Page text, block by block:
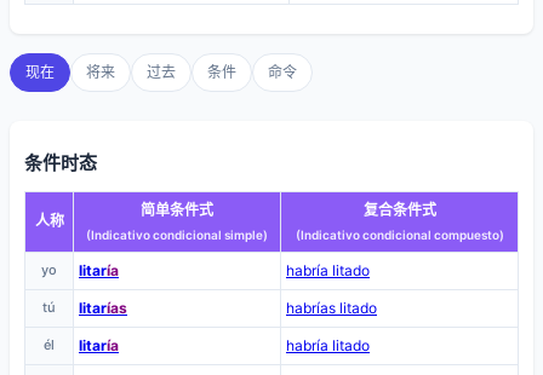
现在 将来 过去 条件 命令
条件时态
人称
简单条件式
(Indicativo condicional simple)
复合条件式
(Indicativo condicional compuesto)
yo litaría habría litado
tú litarías habrías litado
él litaría habría litado